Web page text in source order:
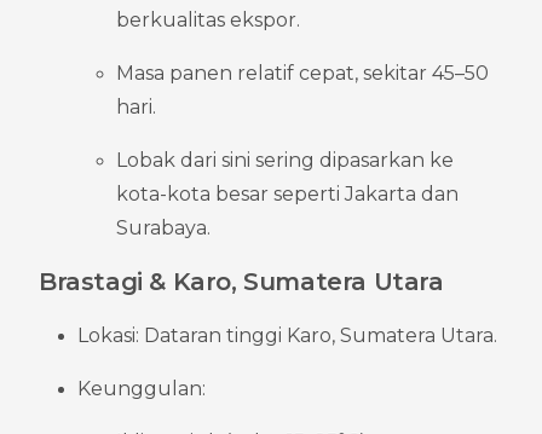
berkualitas ekspor.
Masa panen relatif cepat, sekitar 45–50
hari.
Lobak dari sini sering dipasarkan ke
kota-kota besar seperti Jakarta dan
Surabaya.
Brastagi & Karo, Sumatera Utara
Lokasi: Dataran tinggi Karo, Sumatera Utara.
Keunggulan: